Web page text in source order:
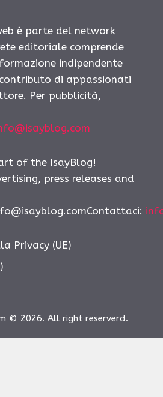
è parte del network
editoriale comprende
indipendente
di appassionati
Per pubblicità,
of the IsayBlog!
press releases and
Privacy (UE)
© 2026. All right reserverd.